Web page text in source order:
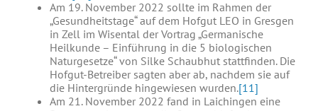
Am 19. November 2022 sollte im Rahmen der
„Gesundheitstage“ auf dem Hofgut LEO in Gresgen
in Zell im Wisental der Vortrag „Germanische
Heilkunde – Einführung in die 5 biologischen
Naturgesetze“ von Silke Schaubhut stattfinden. Die
Hofgut-Betreiber sagten aber ab, nachdem sie auf
die Hintergründe hingewiesen wurden.[11]
Am 21. November 2022 fand in Laichingen eine